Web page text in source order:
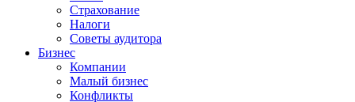
Страхование
Налоги
Советы аудитора
Бизнес
Компании
Малый бизнес
Конфликты